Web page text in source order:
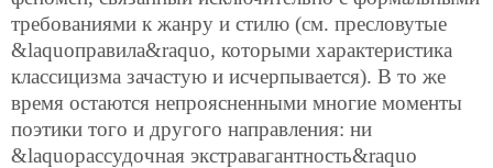
требованиями к жанру и стилю (см. пресловутые
&laquoправила&raquo, которыми характеристика
классицизма зачастую и исчерпывается). В то же
время остаются непроясненными многие моменты
поэтики того и другого направления: ни
&laquoрассудочная экстравагантность&raquo